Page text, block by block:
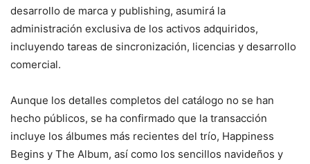
desarrollo de marca y publishing, asumirá la
administración exclusiva de los activos adquiridos,
incluyendo tareas de sincronización, licencias y desarrollo
comercial.
Aunque los detalles completos del catálogo no se han
hecho públicos, se ha confirmado que la transacción
incluye los álbumes más recientes del trío, Happiness
Begins y The Album, así como los sencillos navideños y